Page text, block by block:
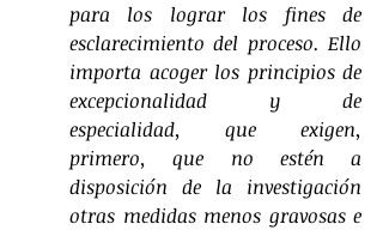
para los lograr los fines de
esclarecimiento del proceso. Ello
importa acoger los principios de
excepcionalidad y de
especialidad, que exigen,
primero, que no estén a
disposición de la investigación
otras medidas menos gravosas e